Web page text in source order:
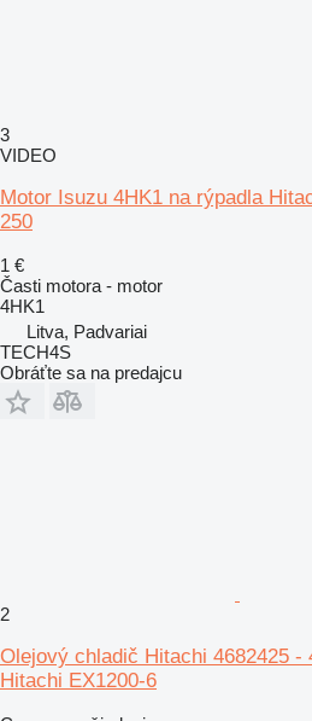
3
VIDEO
Motor Isuzu 4HK1 na rýpadla
250
1 €
Časti motora - motor
4HK1
Litva, Padvariai
TECH4S
Obráťte sa na predajcu
2
Olejový chladič Hitachi 4682425 -
Hitachi EX1200-6